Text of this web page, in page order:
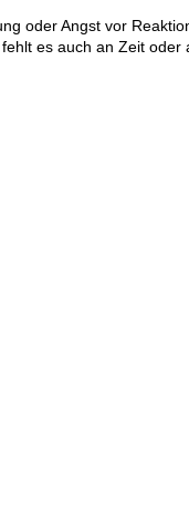
oder Angst vor
es auch an Zeit